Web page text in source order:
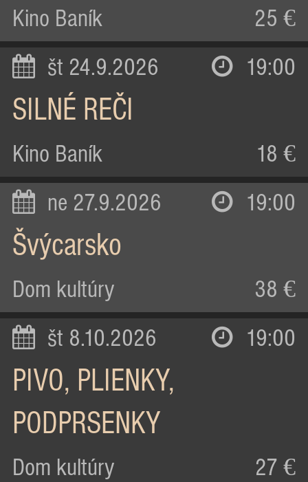
Kino Baník 25 €
št 24.9.2026 19:00
SILNÉ REČI
Kino Baník 18 €
ne 27.9.2026 19:00
Švýcarsko
Dom kultúry 38 €
št 8.10.2026 19:00
PIVO, PLIENKY,
PODPRSENKY
Dom kultúry 27 €